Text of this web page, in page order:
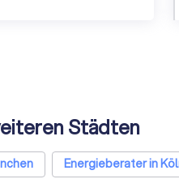
Städten
Energieberater in